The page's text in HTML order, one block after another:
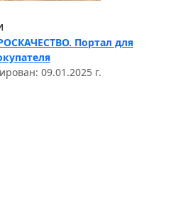
Портал для
09.01.2025 г.